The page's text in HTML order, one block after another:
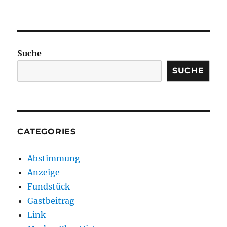
Suche
SUCHE
CATEGORIES
Abstimmung
Anzeige
Fundstück
Gastbeitrag
Link